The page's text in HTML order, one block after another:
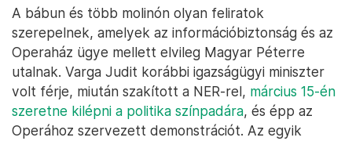
A bábun és több molinón olyan feliratok
szerepelnek, amelyek az információbiztonság és az
Operaház ügye mellett elvileg Magyar Péterre
utalnak. Varga Judit korábbi igazságügyi miniszter
volt férje, miután szakított a NER-rel, március 15-én
szeretne kilépni a politika színpadára, és épp az
Operához szervezett demonstrációt. Az egyik